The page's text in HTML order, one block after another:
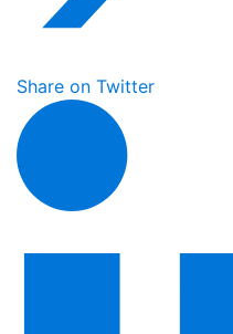
Share on Twitter